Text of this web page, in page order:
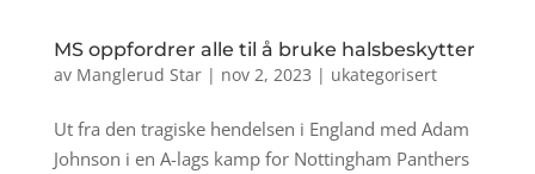
MS oppfordrer alle til å bruke halsbeskytter
av Manglerud Star| nov 2, 2023 | ukategorisert
Ut fra den tragiske hendelsen i England med Adam
Johnson i en A-lags kamp for Nottingham Panthers